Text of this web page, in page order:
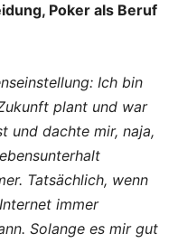
Poker als Beruf
Ich bin
plant und war
und dachte mir, naja,
Tatsächlich, wenn
immer
Solange es mir gut